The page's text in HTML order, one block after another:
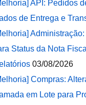
API: Pedidos
de Entrega e
Status da Nota
03/08/2026
Compras:
em Lote para